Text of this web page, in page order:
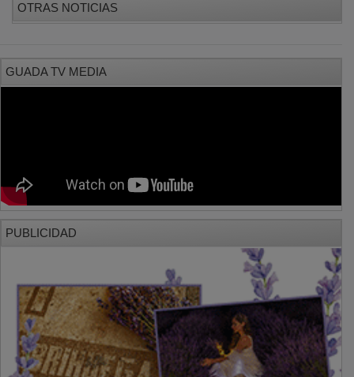
OTRAS NOTICIAS
GUADA TV MEDIA
PUBLICIDAD